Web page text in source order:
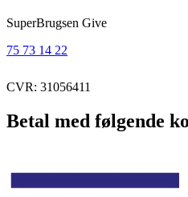
SuperBrugsen Give
75 73 14 22
CVR: 31056411
Betal med følgende